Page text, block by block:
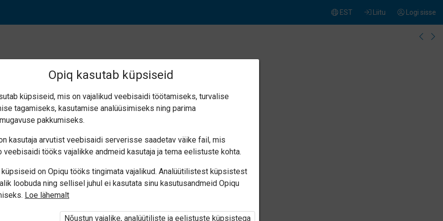
Logi sisse
Liitu
EST
pöörded (2.4)
Opiqusse sisse logitud.
Opiq kasutab küpsiseid
küpsiseid, mis on vajalikud veebisaidi töötamiseks, turvalise
tagamiseks, kasutamise analüüsimiseks ning parima
pakkumiseks.
kasutaja arvutist veebisaidi serverisse saadetav väike fail, mis
veebisaidi tööks vajalikke andmeid kasutaja ja tema eelistuste kohta.
küpsiseid on Opiqu tööks tingimata vajalikud. Analüütilistest küpsistest
loobuda ning sellisel juhul ei kasutata sinu kasutusandmeid Opiqu
Loe lähemalt
Nõustun vajalike, analüütiliste ja eelistuste küpsistega